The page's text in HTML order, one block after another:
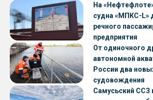
На
судна «МПКС-L»
речного
предприятия
От одиночного
автономной
России два
судовождения
Самусьский ССЗ